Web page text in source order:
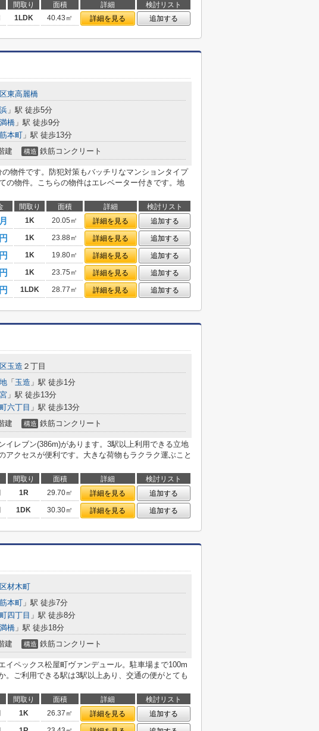
間取り 面積 詳細
検討リスト
1LDK 40.43㎡ 詳細を見る 追加する
東高麗橋
」駅 徒歩5分
橋 」駅 徒歩9分
本町 」駅 徒歩13分
建 構造 鉄筋コンクリート
物件です。防犯対策もバッチリなマンションタイプ
の物件。こちらの物件はエレベーター付きです。地
間取り 面積 詳細
検討リスト
1K 20.05㎡ 詳細を見る
追加する
1K 23.88㎡ 詳細を見る
追加する
1K 19.80㎡ 詳細を見る
追加する
1K 23.75㎡ 詳細を見る
追加する
1LDK 28.77㎡ 詳細を見る 追加する
玉造 ２丁目
「 玉造 」駅 徒歩1分
」駅 徒歩13分
六丁目 」駅 徒歩13分
建 構造 鉄筋コンクリート
イレブン(386m)があります。3駅以上利用できる立地
アクセスが便利です。大きな荷物もラクラク運ぶこと
間取り 面積 詳細
検討リスト
1R 29.70㎡ 詳細を見る
追加する
1DK 30.30㎡ 詳細を見る 追加する
材木町
本町 」駅 徒歩7分
四丁目 」駅 徒歩8分
橋 」駅 徒歩18分
建 構造 鉄筋コンクリート
イペックス松屋町ヴァンデュール。駐車場まで100m
。ご利用できる駅は3駅以上あり、交通の便がとても
間取り 面積 詳細
検討リスト
1K 26.37㎡ 詳細を見る
追加する